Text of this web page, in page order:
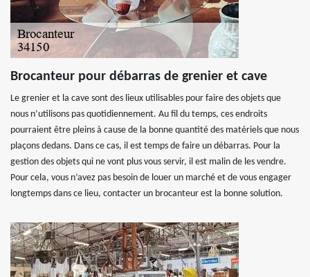
Brocanteur pour débarras de grenier et cave
Le grenier et la cave sont des lieux utilisables pour faire des objets que
nous n’utilisons pas quotidiennement. Au fil du temps, ces endroits
pourraient être pleins à cause de la bonne quantité des matériels que nous
plaçons dedans. Dans ce cas, il est temps de faire un débarras. Pour la
gestion des objets qui ne vont plus vous servir, il est malin de les vendre.
Pour cela, vous n’avez pas besoin de louer un marché et de vous engager
longtemps dans ce lieu, contacter un brocanteur est la bonne solution.